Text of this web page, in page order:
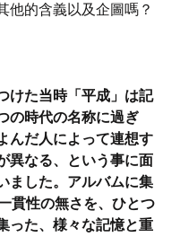
他的含義以及企圖嗎？
けた当時「平成」は記
の時代の名称に過ぎ
んだ人によって連想す
異なる、という事に面
ました。アルバムに集
貫性の無さを、ひとつ
った、様々な記憶と重